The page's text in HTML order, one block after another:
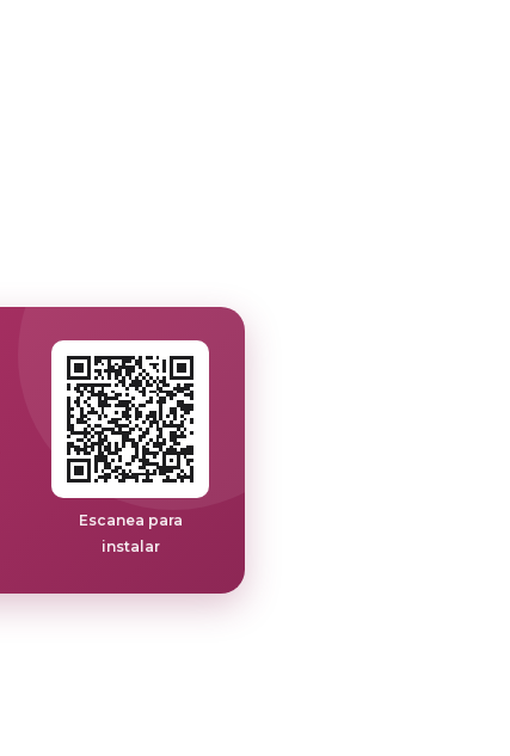
Escanea para
instalar